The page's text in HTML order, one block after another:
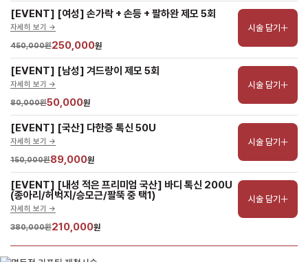
[EVENT] [여성] 손가락 + 손등 + 팔하완 제모 5회
자세히 보기 ->
450,000원250,000원
시술 담기
[EVENT] [남성] 겨드랑이 제모 5회
자세히 보기 ->
80,000원50,000원
시술 담기
[EVENT] [국산] 다한증 톡신 50U
자세히 보기 ->
150,000원89,000원
시술 담기
[EVENT] [내성 적은 프리미엄 국산] 바디 톡신 200U
(종아리/허벅지/승모근/팔뚝 중 택1)
자세히 보기 ->
380,000원210,000원
시술 담기